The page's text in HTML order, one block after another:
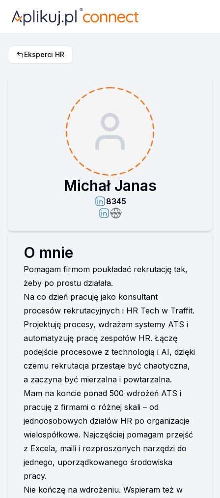
Eksperci HR
Michał Janas
8345
O mnie
Pomagam firmom poukładać rekrutację tak,
żeby po prostu działała.
Na co dzień pracuję jako konsultant
procesów rekrutacyjnych i HR Tech w Traffit.
Projektuję procesy, wdrażam systemy ATS i
automatyzuję pracę zespołów HR. Łączę
podejście procesowe z technologią i AI, dzięki
czemu rekrutacja przestaje być chaotyczna,
a zaczyna być mierzalna i powtarzalna.
Mam na koncie ponad 500 wdrożeń ATS i
pracuję z firmami o różnej skali – od
jednoosobowych działów HR po organizacje
wielospółkowe. Najczęściej pomagam przejść
z Excela, maili i rozproszonych narzędzi do
jednego, uporządkowanego środowiska
pracy.
Nie kończę na wdrożeniu. Wspieram też w